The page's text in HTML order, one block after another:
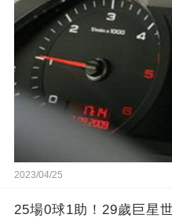
2023/04/25
25場0球1助！29歲巨星